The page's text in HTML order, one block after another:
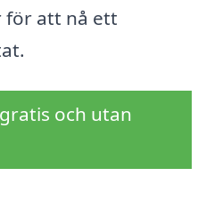
för att nå ett
och utan